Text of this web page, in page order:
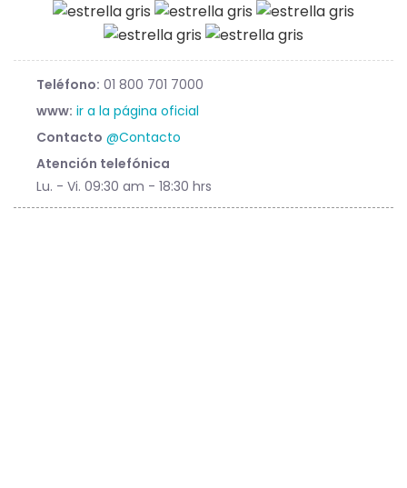
Teléfono: 01 800 701 7000
www: ir a la página oficial
Contacto @Contacto
Atención telefónica
Lu. - Vi. 09:30 am - 18:30 hrs